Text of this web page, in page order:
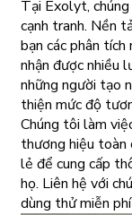
Tại Exolyt,
cạnh tranh. Nền
bạn các phân
nhận được nhiều
những người tạo
thiện mức độ
Chúng tôi làm
thương hiệu toàn
lẻ để cung cấp
họ. Liên hệ với
dùng thử miễn